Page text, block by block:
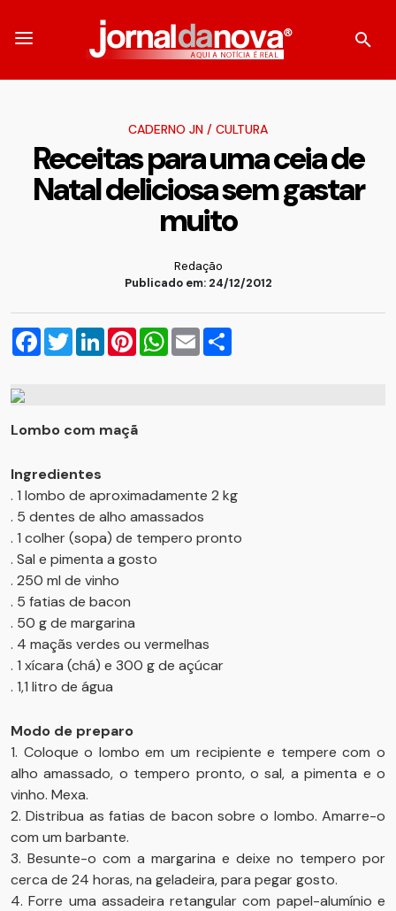
CADERNO JN / CULTURA
Receitas para uma ceia de
Natal deliciosa sem gastar
muito
Redação
Publicado em: 24/12/2012
Facebook
TwitterLinkedInPinterestWhatsApp
Email
Lombo com maçã
Ingredientes
. 1 lombo de aproximadamente 2 kg
. 5 dentes de alho amassados
. 1 colher (sopa) de tempero pronto
. Sal e pimenta a gosto
. 250 ml de vinho
. 5 fatias de bacon
. 50 g de margarina
. 4 maçãs verdes ou vermelhas
. 1 xícara (chá) e 300 g de açúcar
. 1,1 litro de água
Modo de preparo
1. Coloque o lombo em um recipiente e tempere com o
alho amassado, o tempero pronto, o sal, a pimenta e o
vinho. Mexa.
2. Distribua as fatias de bacon sobre o lombo. Amarre-o
com um barbante.
3. Besunte-o com a margarina e deixe no tempero por
cerca de 24 horas, na geladeira, para pegar gosto.
4. Forre uma assadeira retangular com papel-alumínio e